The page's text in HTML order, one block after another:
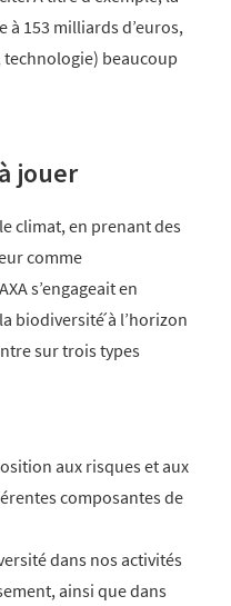
153 milliards d’euros,
beaucoup
jouer
climat, en prenant des
comme
AXA s’engageait en
biodiversité́ à l’horizon
sur trois types
aux risques et aux
composantes de
dans nos activités
ainsi que dans